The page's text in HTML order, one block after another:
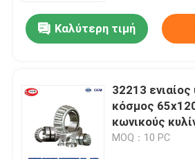
Καλύτερη τιμή
32213
κόσμος
κωνικούς
J2/Q για τις
MOQ：10 PC